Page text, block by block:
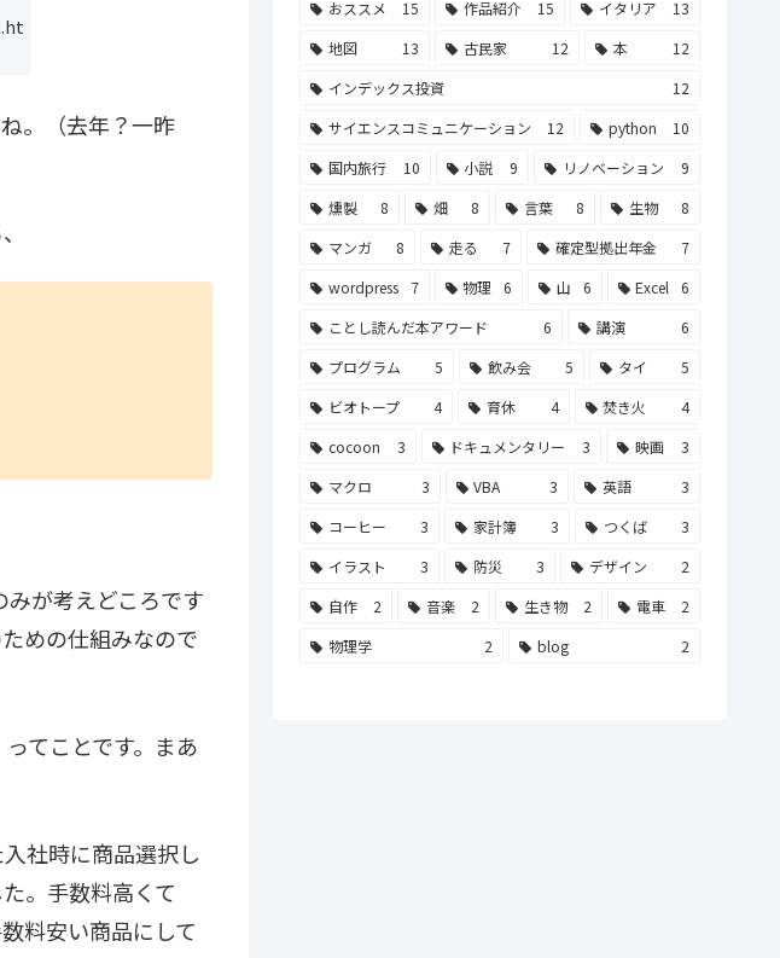
。（去年？一昨
が考えどころです
めの仕組みなので
てことです。まあ
社時に商品選択し
。手数料高くて
料安い商品にして
おススメ
15 作品紹介 15 イタリア
13
地図
13 古民家 12 本
12
インデックス投資
12
サイエンスコミュニケーション
12 python
10
国内旅行
10 小説 9 リノベーション
9
燻製
8 畑 8 言葉 8 生物
8
マンガ
8 走る 7 確定型拠出年金
7
wordpress
7 物理 6 山 6 Excel
6
ことし読んだ本アワード
6 講演
6
プログラム
5 飲み会 5 タイ
5
ビオトープ
4 育休 4 焚き火
4
cocoon
3 ドキュメンタリー 3 映画
3
マクロ
3 VBA 3 英語
3
コーヒー
3 家計簿 3 つくば
3
イラスト
3 防災 3 デザイン
2
自作
2 音楽 2 生き物 2 電車
2
物理学
2 blog 2